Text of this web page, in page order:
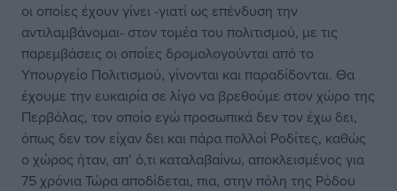
οι οποίες έχουν γίνει -γιατί ως επένδυση την
αντιλαμβάνομαι- στον τομέα του πολιτισμού, με τις
παρεμβάσεις οι οποίες δρομολογούνται από το
Υπουργείο Πολιτισμού, γίνονται και παραδίδονται. Θα
έχουμε την ευκαιρία σε λίγο να βρεθούμε στον χώρο της
Περβόλας, τον οποίο εγώ προσωπικά δεν τον έχω δει,
όπως δεν τον είχαν δει και πάρα πολλοί Ροδίτες, καθώς
ο χώρος ήταν, απ’ ό,τι καταλαβαίνω, αποκλεισμένος για
75 χρόνια Τώρα αποδίδεται, πια, στην πόλη της Ρόδου